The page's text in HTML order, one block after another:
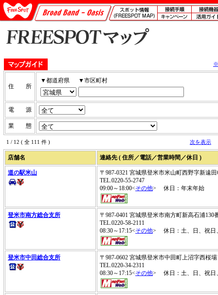
※
住 所
▼都道府県 ▼市区町村
電 源
業 態
1 / 12 ( 全 111 件 ) 次を表示
店舗名 連絡先 ( 住所／電話／営業時間／休日 )
道の駅米山
〒987-0321 宮城県登米市米山町西野字新遠
TEL.0220-55-2747
09:00～18:00<その他> 休日：年末年始
登米市南方総合支所
〒987-0401 宮城県登米市南方町新高石浦130
TEL.0220-58-2111
08:30～17:15<その他> 休日：土、日、祝日
登米市中田総合支所
〒987-0602 宮城県登米市中田町上沼字西桜
TEL.0220-34-2311
08:30～17:15<その他> 休日：土、日、祝日